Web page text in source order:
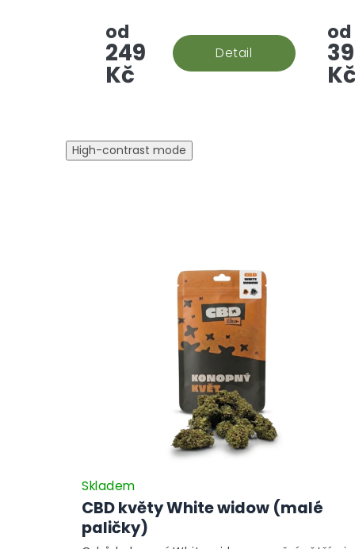
od
249
Kč
Detail
který se podobá většímu
krystalu/vosku a není tak
tvrdý,...
od
Kč
High-contrast mode
CBD květy White widow (malé
paličky)
Skladem